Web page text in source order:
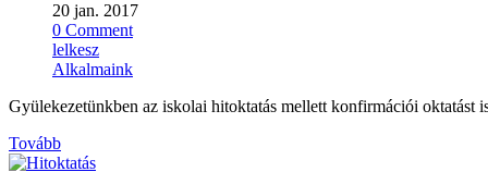
20 jan. 2017
0 Comment
lelkesz
Alkalmaink
Gyülekezetünkben az iskolai hitoktatás mellett konfirmációi oktatást
Tovább